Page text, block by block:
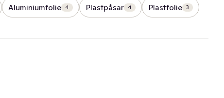
Aluminiumfolie 4 Plastpåsar 4 Plastfolie 3